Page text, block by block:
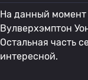
На данный момент
Вулверхэмптон
Остальная часть
интересной.